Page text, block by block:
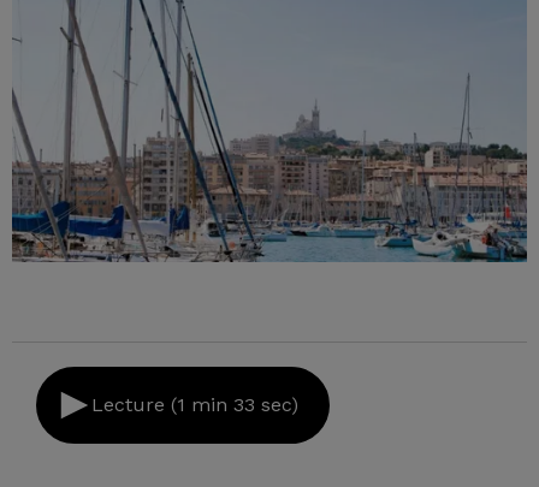
Lecture (1 min 33 sec)